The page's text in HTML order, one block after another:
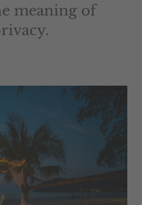
meaning of